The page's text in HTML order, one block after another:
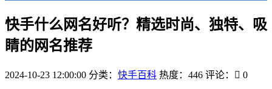
快手什么网名好听？精选时尚、独特、吸
睛的网名推荐
2024-10-23 12:00:00 分类： 快手百科 热度：446 评论： 0